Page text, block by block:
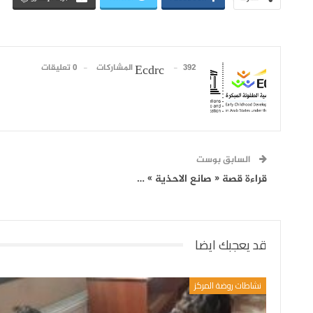
Ecdrc 392 المشاركات 0 تعليقات
السابق بوست
قراءة قصة « صانع الاحذية » …
قد يعجبك ايضا
نشاطات روضة المركز